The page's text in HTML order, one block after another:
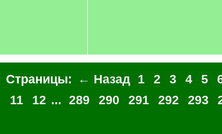
Страницы: ← Назад 1 2 3 4 5
11
12 ... 289 290 291 292 293